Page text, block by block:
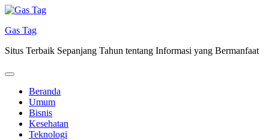
Skip
content
Gas Tag
Situs Terbaik Sepanjang Tahun tentang Informasi yang Bermanfaat
Beranda
Umum
Bisnis
Kesehatan
Teknologi